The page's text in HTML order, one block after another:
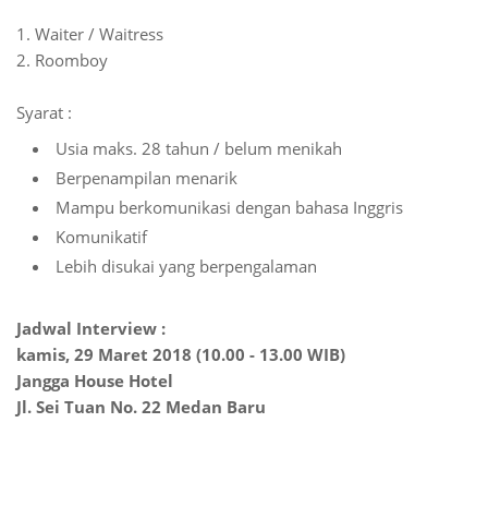
1. Waiter / Waitress
2. Roomboy
Syarat :
Usia maks. 28 tahun / belum menikah
Berpenampilan menarik
Mampu berkomunikasi dengan bahasa Inggris
Komunikatif
Lebih disukai yang berpengalaman
Jadwal Interview :
kamis, 29 Maret 2018 (10.00 - 13.00 WIB)
Jangga House Hotel
Jl. Sei Tuan No. 22 Medan Baru